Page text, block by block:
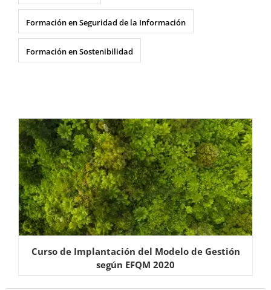
Formación en Seguridad de la Información
Formación en Sostenibilidad
Curso de Implantación del Modelo de Gestión
según EFQM 2020